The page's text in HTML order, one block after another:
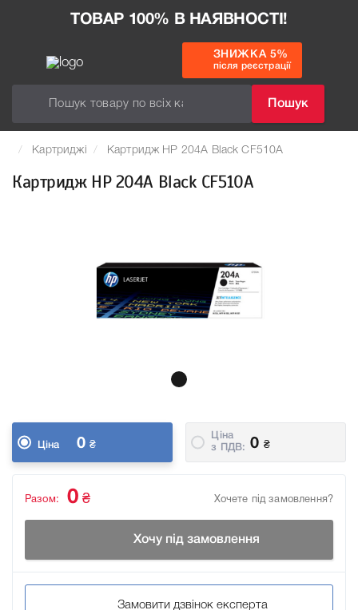
ТОВАР 100% В НАЯВНОСТІ!
Пошук
ЗНИЖКА 5%
після реєстрації
Картриджі Картридж HP 204A Black CF510A
Картридж HP 204A Black CF510A
Ціна 0 ₴
Ціна
з ПДВ:
0 ₴
Хочете під замовлення?
Разом: 0 ₴
Хочу під замовлення
Замовити дзвінок експерта